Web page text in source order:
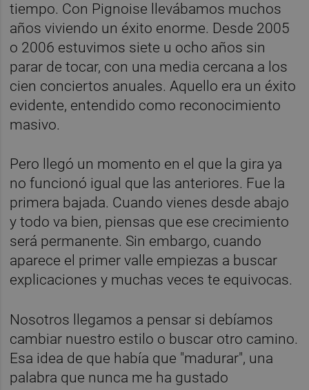
tiempo. Con Pignoise llevábamos muchos
años viviendo un éxito enorme. Desde 2005
o 2006 estuvimos siete u ocho años sin
parar de tocar, con una media cercana a los
cien conciertos anuales. Aquello era un éxito
evidente, entendido como reconocimiento
masivo.
Pero llegó un momento en el que la gira ya
no funcionó igual que las anteriores. Fue la
primera bajada. Cuando vienes desde abajo
y todo va bien, piensas que ese crecimiento
será permanente. Sin embargo, cuando
aparece el primer valle empiezas a buscar
explicaciones y muchas veces te equivocas.
Nosotros llegamos a pensar si debíamos
cambiar nuestro estilo o buscar otro camino.
Esa idea de que había que "madurar", una
palabra que nunca me ha gustado